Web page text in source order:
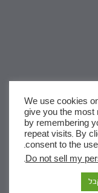
We use cookies
give you the most
by remembering
repeat visits. By
consent to the
Do not sell my
.